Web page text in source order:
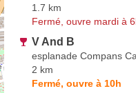
1.7 km
Fermé, ouvre mardi à
V And B
esplanade Compans
2 km
Fermé, ouvre à 10h